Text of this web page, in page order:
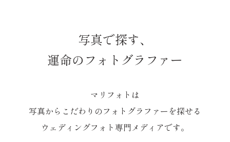
写真で探す、
運命のフォトグラファー
マリフォトは
写真からこだわりのフォトグラファーを探せる
ウェディングフォト専門メディアです。